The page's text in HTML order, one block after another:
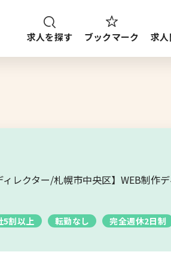
求人を探す ブックマーク 求
求人を探す ブック
ィレクター/札幌市中央区】WEB制作
5割以上 転勤なし 完全週休2日制